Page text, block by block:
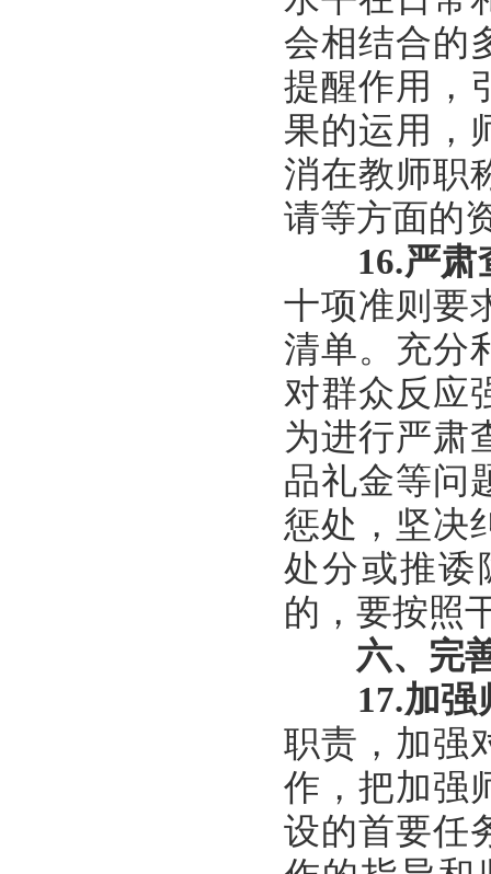
会相结合的
提醒作用，
果的运用，
消在教师职
请等方面的
16.严肃
十项准则要
清单。充分
对群众反应
为进行严肃
品礼金等问
惩处，坚决
处分或推诿
的，要按照
六、完
17.加强
职责，加强
作，把加强
设的首要任